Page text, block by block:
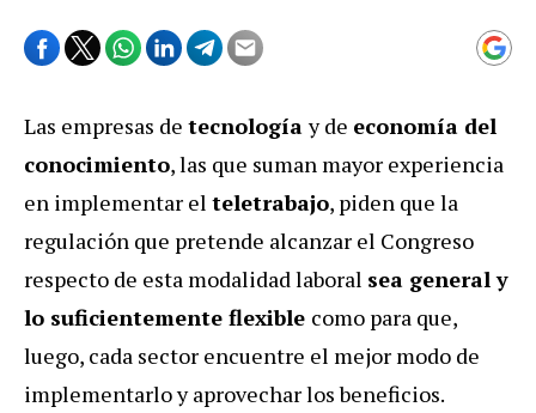
Las empresas de tecnologíay de economía del
conocimiento, las que suman mayor experiencia
en implementar el teletrabajo, piden que la
regulación que pretende alcanzar el Congreso
respecto de esta modalidad laboral sea general y
lo suficientemente flexible como para que,
luego, cada sector encuentre el mejor modo de
implementarlo y aprovechar los beneficios.